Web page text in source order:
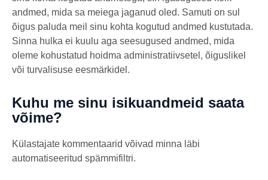
andmed, mida sa meiega jaganud oled. Samuti on sul
õigus paluda meil sinu kohta kogutud andmed kustutada.
Sinna hulka ei kuulu aga seesugused andmed, mida
oleme kohustatud hoidma administratiivsetel, õiguslikel
või turvalisuse eesmärkidel.
Kuhu me sinu isikuandmeid saata
võime?
Külastajate kommentaarid võivad minna läbi
automatiseeritud spämmifiltri.